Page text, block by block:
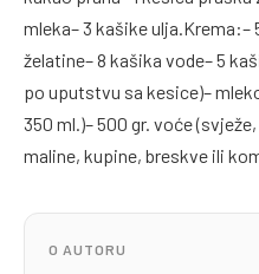
mleka– 3 kašike
želatine– 8 kašika vode– 5
po uputstvu sa kesice)–
350 ml.)– 500 gr. voće
maline, kupine, breskve ili
O AUTORU